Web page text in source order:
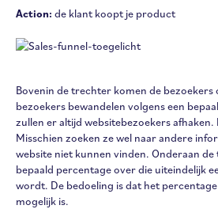
Action: de klant koopt je product
Bovenin de trechter komen de bezoekers
bezoekers bewandelen volgens een
zullen er altijd websitebezoekers afhaken.
Misschien zoeken ze wel naar andere
website niet kunnen vinden. Onderaan
bepaald percentage over die uiteindelijk
wordt. De bedoeling is dat het
mogelijk is.